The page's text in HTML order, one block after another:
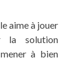
aime à jouer
la solution
à bien